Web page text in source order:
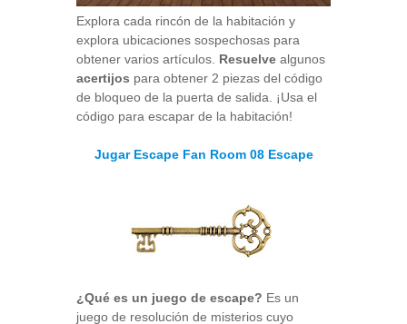
Explora cada rincón de la habitación y
explora ubicaciones sospechosas para
obtener varios artículos. Resuelve algunos
acertijos para obtener 2 piezas del código
de bloqueo de la puerta de salida. ¡Usa el
código para escapar de la habitación!
Jugar Escape Fan Room 08 Escape
¿Qué es un juego de escape? Es un
juego de resolución de misterios cuyo